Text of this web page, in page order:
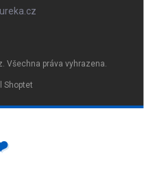
Shoptet
. Všechna práva vyhrazena.